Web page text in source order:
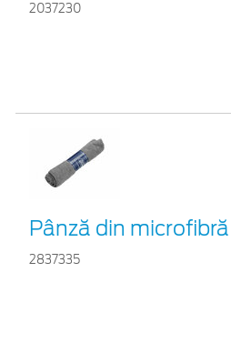
2037230
Pânză din
2837335